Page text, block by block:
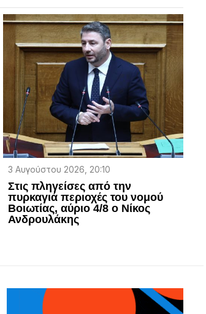
3 Αυγούστου 2026, 20:10
Στις πληγείσες από την
πυρκαγιά περιοχές του νομού
Βοιωτίας, αύριο 4/8 ο Νίκος
Ανδρουλάκης